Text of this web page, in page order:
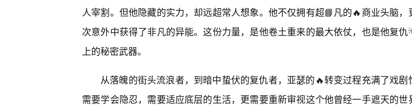
人宰割。但他隐藏的实力，却远超常人想象。他不仅拥有超📘凡的🔥商业头脑，
次意外中获得了非凡的异能。这份力量，是他卷土重来的最大依仗，也是他复仇
上的秘密武器。
从落魄的街头流浪者，到暗中蛰伏的复仇者，亚瑟的🔥转变过程充满了戏剧
需要学会隐忍，需要适应底层的生活，更需要重新审视这个他曾经一手遮天的世